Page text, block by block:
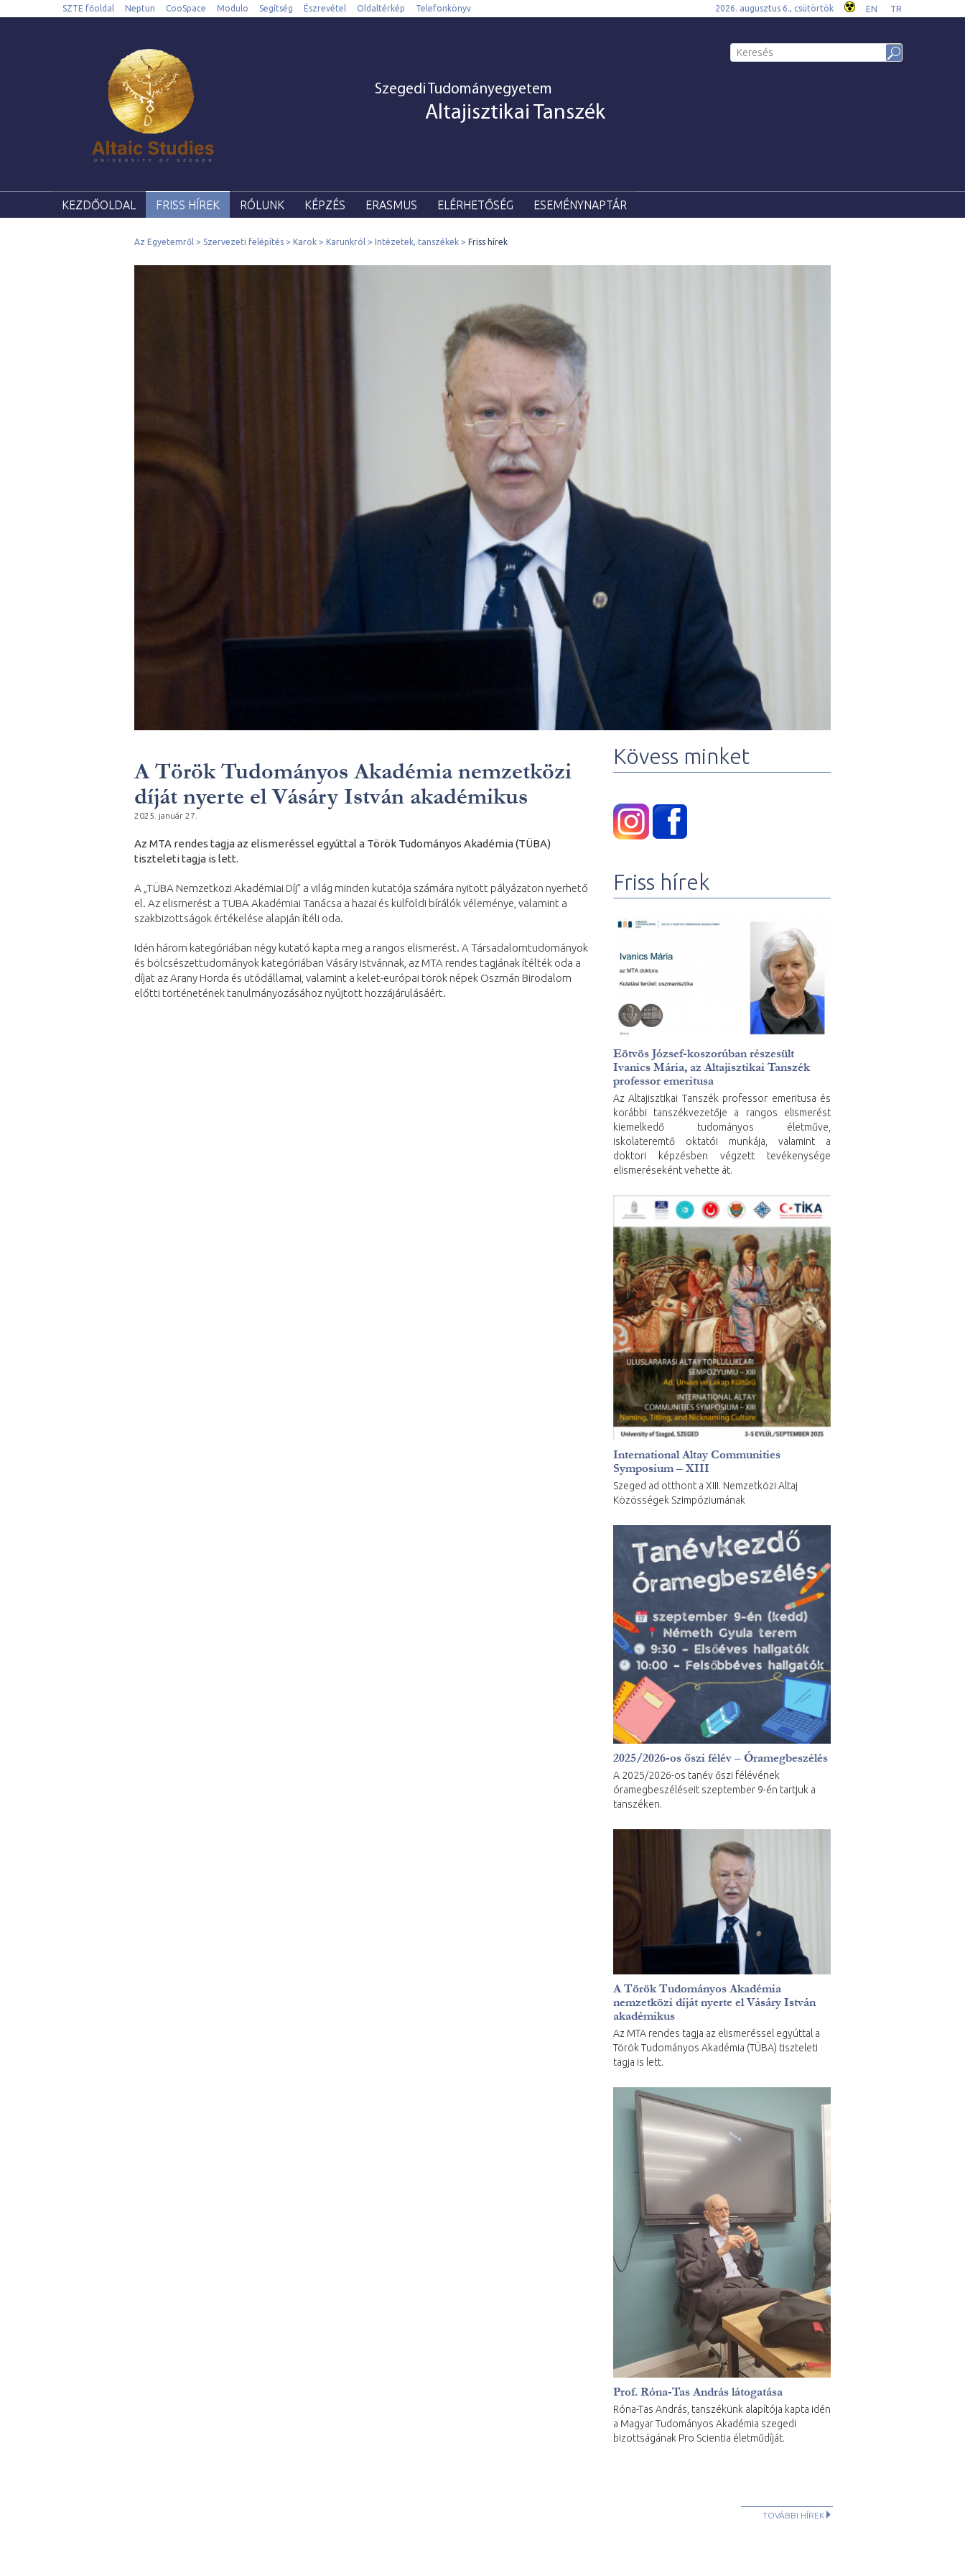
SZTE főoldal Neptun CooSpace Modulo Segítség Észrevétel Oldaltérkép Telefonkönyv 2026. augusztus 6., csütörtök EN TR
Szegedi Tudományegyetem
Altajisztikai Tanszék
KEZDŐOLDAL FRISS HÍREK RÓLUNK KÉPZÉS ERASMUS ELÉRHETŐSÉG ESEMÉNYNAPTÁR
Az Egyetemről Szervezeti felépítés Karok Karunkról Intézetek, tanszékek Friss hírek
A Török Tudományos Akadémia nemzetközi
díját nyerte el Vásáry István akadémikus
2025. január 27.
Az MTA rendes tagja az elismeréssel egyúttal a Török Tudományos Akadémia (TÜBA)
tiszteleti tagja is lett.
A „TÜBA Nemzetközi Akadémiai Díj” a világ minden kutatója számára nyitott pályázaton nyerhető
el. Az elismerést a TÜBA Akadémiai Tanácsa a hazai és külföldi bírálók véleménye, valamint a
szakbizottságok értékelése alapján ítéli oda.
Idén három kategóriában négy kutató kapta meg a rangos elismerést. A Társadalomtudományok
és bölcsészettudományok kategóriában Vásáry Istvánnak, az MTA rendes tagjának ítélték oda a
díjat az Arany Horda és utódállamai, valamint a kelet-európai török népek Oszmán Birodalom
előtti történetének tanulmányozásához nyújtott hozzájárulásáért.
Kövess minket
Friss hírek
Eötvös József-koszorúban részesült
Ivanics Mária, az Altajisztikai Tanszék
professor emeritusa
Az Altajisztikai Tanszék professor emeritusa és
korábbi tanszékvezetője a rangos elismerést
kiemelkedő tudományos életműve,
iskolateremtő oktatói munkája, valamint a
doktori képzésben végzett tevékenysége
elismeréseként vehette át.
International Altay Communities
Symposium – XIII
Szeged ad otthont a XIII. Nemzetközi Altaj
Közösségek Szimpóziumának
2025/2026-os őszi félév – Óramegbeszélés
A 2025/2026-os tanév őszi félévének
óramegbeszéléseit szeptember 9-én tartjuk a
tanszéken.
A Török Tudományos Akadémia
nemzetközi díját nyerte el Vásáry István
akadémikus
Az MTA rendes tagja az elismeréssel egyúttal a
Török Tudományos Akadémia (TÜBA) tiszteleti
tagja is lett.
Prof. Róna-Tas András látogatása
Róna-Tas András, tanszékünk alapítója kapta idén
a Magyar Tudományos Akadémia szegedi
bizottságának Pro Scientia életműdíját.
TOVÁBBI HÍREK